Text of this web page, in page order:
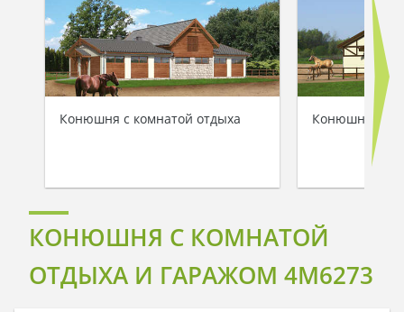
Конюшня с комнатой отдыха Конюшня с
КОНЮШНЯ С КОМНАТОЙ
ОТДЫХА И ГАРАЖОМ 4M6273